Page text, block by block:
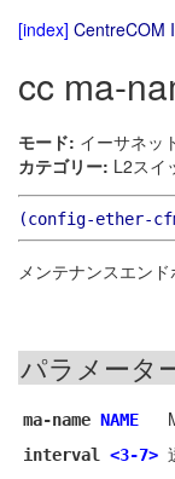
[index] CentreCOM
cc ma-
モード: イーサネッ
カテゴリー: L2スイ
(config-ether-
メンテナンスエン
パラメータ
ma-name NAME
interval <3-7>